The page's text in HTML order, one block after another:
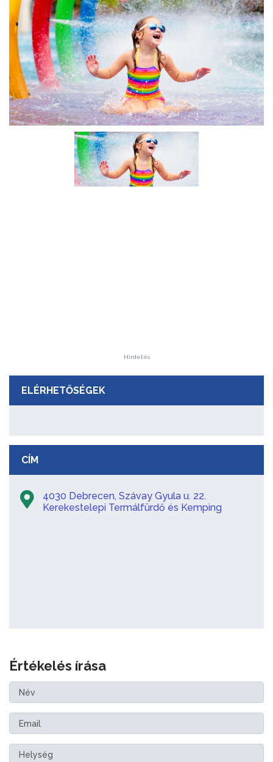
Hirdetés
ELÉRHETŐSÉGEK
CÍM
4030 Debrecen, Szávay Gyula u. 22.
Kerekestelepi Termálfürdő és Kemping
Értékelés írása